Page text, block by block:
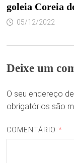
goleia Coreia
05/12/2022
Deixe um
O seu endereço
obrigatórios são
COMENTÁRIO *